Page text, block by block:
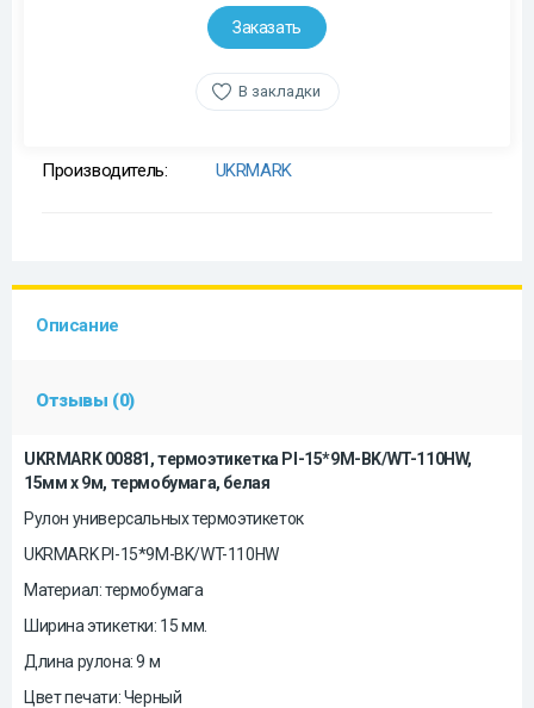
Заказать
В закладки
Производитель: UKRMARK
Описание
Отзывы (0)
UKRMARK 00881, термоэтикетка Pl-15*9M-BK/WT-110HW,
15мм х 9м, термобумага, белая
Рулон универсальных термоэтикеток
UKRMARK Pl-15*9M-BK/WT-110HW
Материал: термобумага
Ширина этикетки: 15 мм.
Длина рулона: 9 м
Цвет печати: Черный